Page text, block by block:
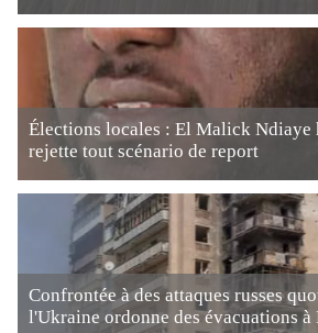
Élections locales : El Malick Ndiaye
rejette tout scénario de report
Confrontée à des attaques russes
l'Ukraine ordonne des évacuations à